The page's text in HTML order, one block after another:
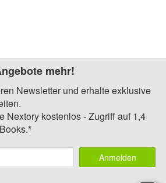
mehr!
Newsletter und erhalte exklusive
Nextory kostenlos - Zugriff auf 1,4
Anmelden